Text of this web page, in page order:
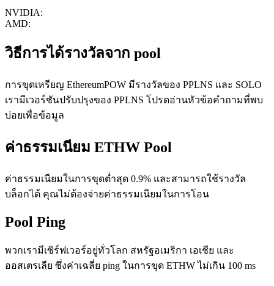
NVIDIA:
AMD:
วิธีการได้รางวัลจาก pool
การขุดเหรียญ EthereumPOW มีรางวัลของ PPLNS และ SOLO
เรามีเวอร์ชันปรับปรุงของ PPLNS โปรดอ่านหัวข้อคำถามที่พบ
บ่อยเพื่อข้อมูล
ค่าธรรมเนียม ETHW Pool
ค่าธรรมเนียมในการขุดต่ำสุด 0.9% และสามารถใช้รางวัล
บล็อกได้ คุณไม่ต้องจ่ายค่าธรรมเนียมในการโอน
Pool Ping
พวกเรามีเซิร์ฟเวอร์อยู่ทั่วโลก สหรัฐอเมริกา เอเชีย และ
ออสเตรเลีย ซึ่งค่าเฉลี่ย ping ในการขุด ETHW ไม่เกิน 100 ms